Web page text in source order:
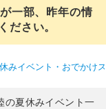
一部、昨年の情
ださい。
みイベント・おでかけ
夏休みイベント一